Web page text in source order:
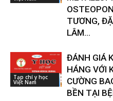
TƯƠNG,
LÂM...
Tạp chí y học
Việt Nam
ĐÁNH GIÁ
HÁNG VỚI
CƯỜNG
BỀN TẠI